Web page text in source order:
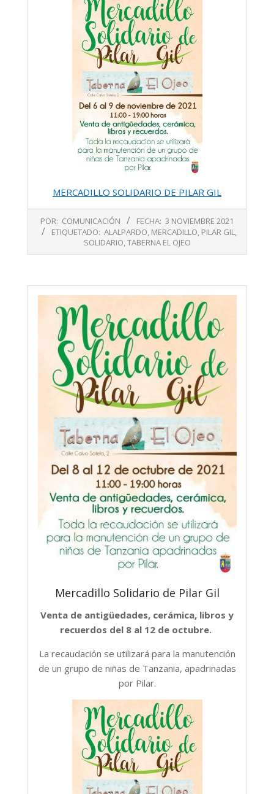
MERCADILLO SOLIDARIO DE PILAR GIL
11-
POR: COMUNICACIÓN FECHA: 3 NOVIEMBRE 2021
ETIQUETADO: ALALPARDO, MERCADILLO, PILAR GIL,
SOLIDARIO,TABERNA EL OJEO
Mercadillo Solidario de Pilar Gil
Venta de antigüedades, cerámica, libros y
recuerdos del 8 al 12 de octubre.
La recaudación se utilizará para la manutención
de un grupo de niñas de Tanzania, apadrinadas
por Pilar.